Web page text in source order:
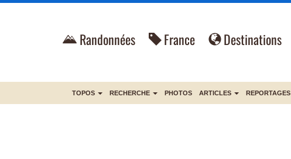
Randonnées France Destinations
TOPOS RECHERCHE PHOTOS ARTICLES REPORTAGES